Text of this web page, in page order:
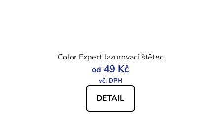
Color Expert lazurovací štětec
od 49 Kč
DETAIL